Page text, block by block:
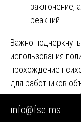
заключение,
реакций.
Важно
использования
прохождение
для работников
энергии является
указания закона.
info@fse.ms